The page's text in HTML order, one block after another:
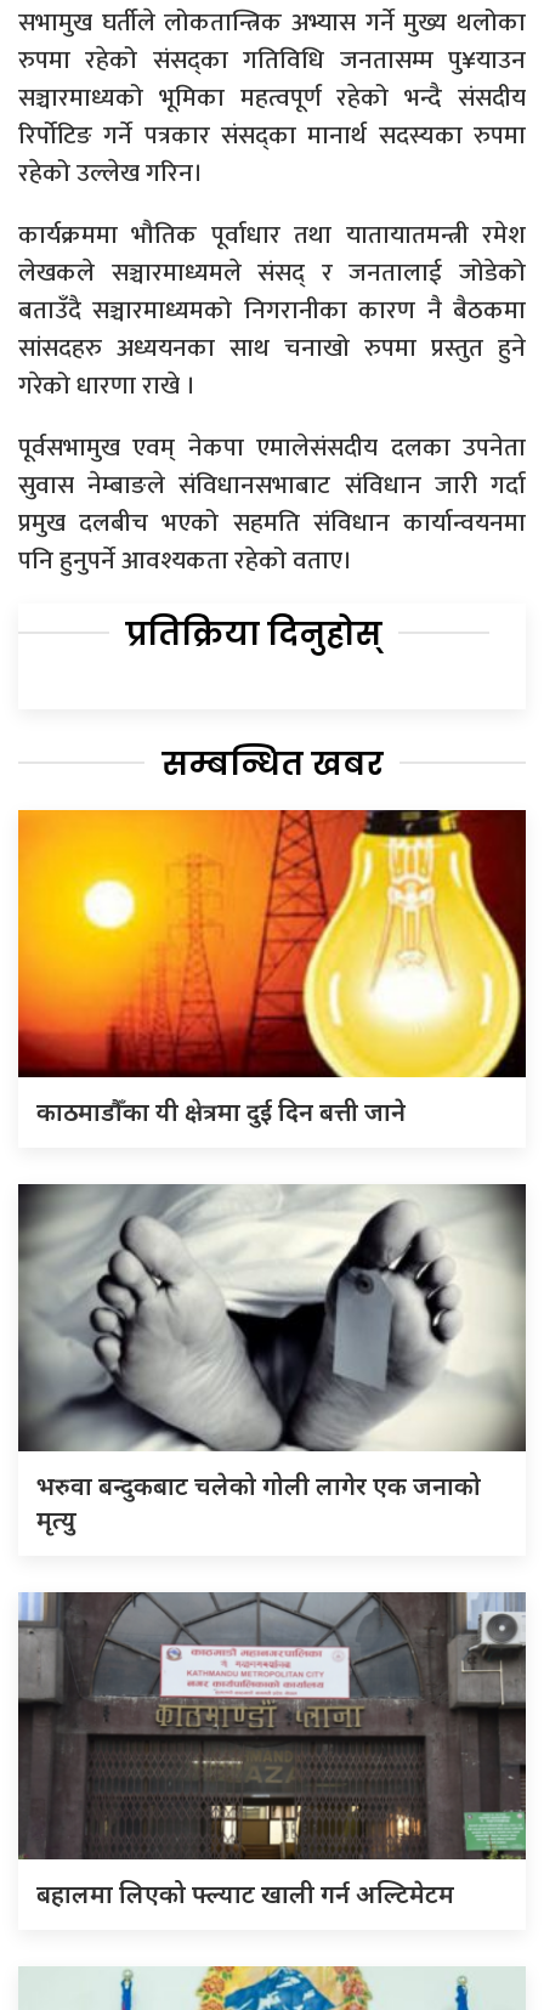
सभामुख घर्तीले लोकतान्त्रिक अभ्यास गर्ने मुख्य थलोका
रुपमा रहेको संसद्का गतिविधि जनतासम्म पु¥याउन
सञ्चारमाध्यको भूमिका महत्वपूर्ण रहेको भन्दै संसदीय
रिर्पोटिङ गर्ने पत्रकार संसद्का मानार्थ सदस्यका रुपमा
रहेको उल्लेख गरिन।
कार्यक्रममा भौतिक पूर्वाधार तथा यातायातमन्त्री रमेश
लेखकले सञ्चारमाध्यमले संसद् र जनतालाई जोडेको
बताउँदै सञ्चारमाध्यमको निगरानीका कारण नै बैठकमा
सांसदहरु अध्ययनका साथ चनाखो रुपमा प्रस्तुत हुने
गरेको धारणा राखे ।
पूर्वसभामुख एवम् नेकपा एमालेसंसदीय दलका उपनेता
सुवास नेम्बाङले संविधानसभाबाट संविधान जारी गर्दा
प्रमुख दलबीच भएको सहमति संविधान कार्यान्वयनमा
पनि हुनुपर्ने आवश्यकता रहेको वताए।
प्रतिक्रिया दिनुहोस्
सम्बन्धित खबर
काठमाडौँका यी क्षेत्रमा दुई दिन बत्ती जाने
भरुवा बन्दुकबाट चलेको गोली लागेर एक जनाको
मृत्यु
बहालमा लिएको फ्ल्याट खाली गर्न अल्टिमेटम